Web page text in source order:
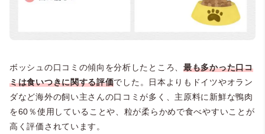
ボッシュの口コミの傾向を分析したところ、 最も多かった口コ
ミは食いつきに関する評価でした。日本よりもドイツやオラン
ダなど海外の飼い主さんの口コミが多く、主原料に新鮮な鴨肉
を60％使用していることや、粒が柔らかめで食べやすいことが
高く評価されています。